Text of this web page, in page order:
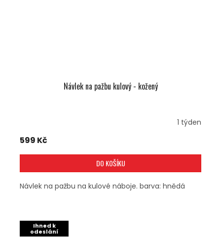
Návlek na pažbu kulový - kožený
1 týden
599 Kč
DO KOŠÍKU
Návlek na pažbu na kulové náboje. barva: hnědá
Ihned k
odeslání